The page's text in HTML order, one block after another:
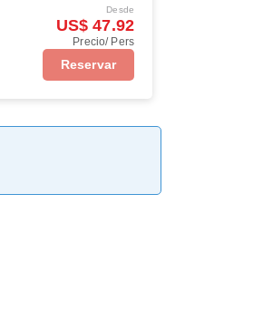
Desde
US$ 47.92
Precio/ Pers
Reservar